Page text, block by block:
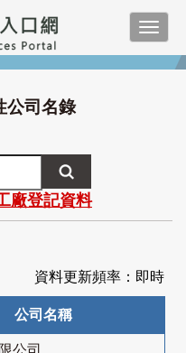
公司名錄
廠登記資料
資料更新頻率：即時
公司名稱
公司